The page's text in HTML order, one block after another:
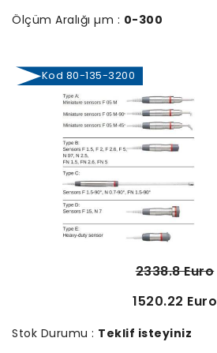
Ölçüm Aralığı µm : 0-300
Kod 80-135-3200
2338.8 Euro
1520.22 Euro
Stok Durumu : Teklif isteyiniz